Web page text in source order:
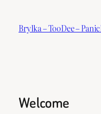
content
Brylka – TooDee –
Welcome